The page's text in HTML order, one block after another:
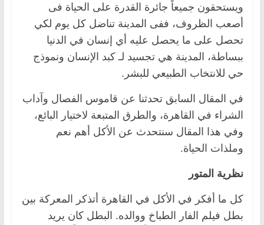
ويستحقون جميعاً جائرة القدرة على الحياة فى
أصعب الظروف، ففى المدينة تناضل كل يوم لكي
تحصل على ما يحصل عليه أي إنسان في الدنيا
ببساطة، المدينة هي تجسيد لـ كبد الإنسان ونموذج
حي للانتخاب الطبيعي للبشر.
في المقال السابق تحدثنا عن قاموس الفصال وآداب
الشراء في القاهرة، والطرق المتبعة لاختيار البائع،
وفي هذا المقال سنتحدث عن الأكل أهم نعم
وملذات الحياة.
نظرية المتور
كل ما أفكر في الأكل في القاهرة أتذكر المعركة بين
بطل فيلم الفار الطباخ ووالده. البطل كان يريد